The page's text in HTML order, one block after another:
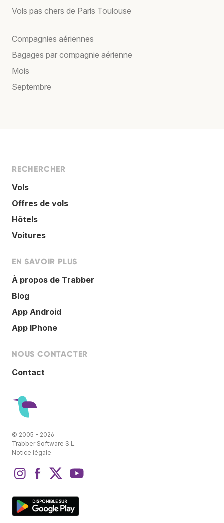
Vols pas chers de Paris Toulouse
Compagnies aériennes
Bagages par compagnie aérienne
Mois
Septembre
RECHERCHER
Vols
Offres de vols
Hôtels
Voitures
EN SAVOIR PLUS
À propos de Trabber
Blog
App Android
App IPhone
NOUS CONTACTER
Contact
© 2005 - 2026
Trabber Software S.L.
Notice légale